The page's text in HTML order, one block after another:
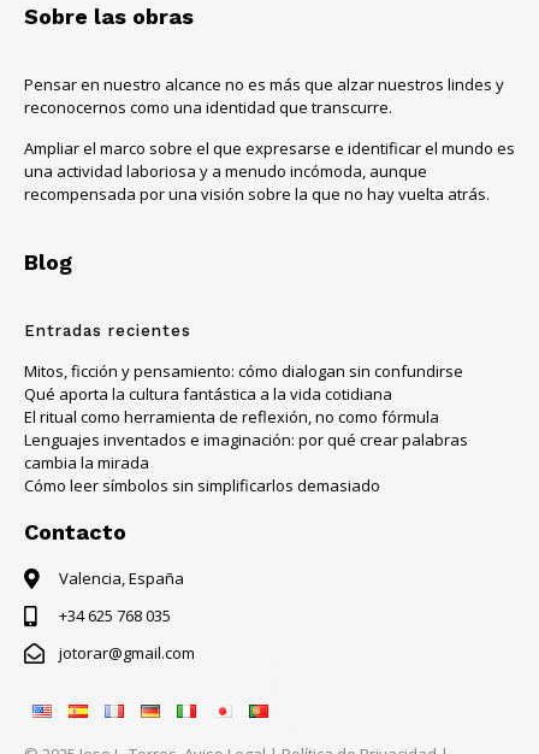
Sobre las obras
Pensar en nuestro alcance no es más que alzar nuestros lindes y
reconocernos como una identidad que transcurre.
Ampliar el marco sobre el que expresarse e identificar el mundo es
una actividad laboriosa y a menudo incómoda, aunque
recompensada por una visión sobre la que no hay vuelta atrás.
Blog
Entradas recientes
Mitos, ficción y pensamiento: cómo dialogan sin confundirse
Qué aporta la cultura fantástica a la vida cotidiana
El ritual como herramienta de reflexión, no como fórmula
Lenguajes inventados e imaginación: por qué crear palabras
cambia la mirada
Cómo leer símbolos sin simplificarlos demasiado
Contacto
Valencia, España
+34 625 768 035
jotorar@gmail.com